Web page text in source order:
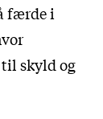
færde i
skyld og